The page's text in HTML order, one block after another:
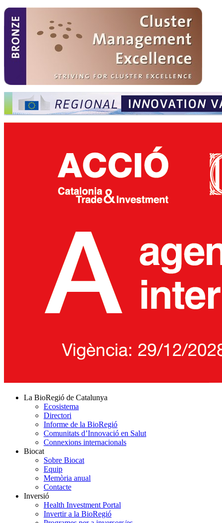
La BioRegió de Catalunya
Ecosistema
Directori
Informe de la BioRegió
Comunitats d’Innovació en Salut
Connexions internacionals
Biocat
Sobre Biocat
Equip
Memòria anual
Contacte
Inversió
Health Investment Portal
Invertir a la BioRegió